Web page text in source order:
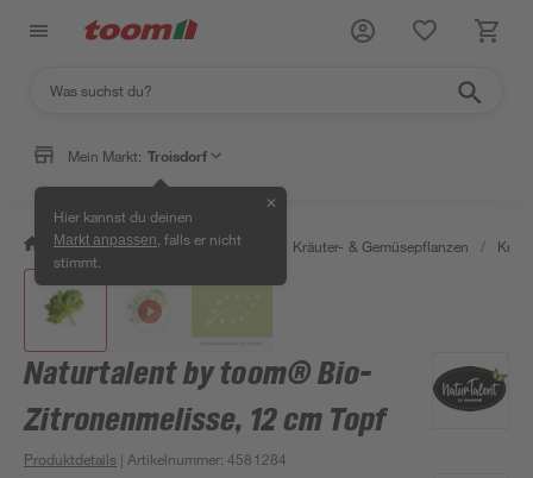
Mein Markt: Troisdorf
Hier kannst du deinen
Markt anpassen , falls er nicht
stimmt.
✕
/ Garten & Freizeit / Pflanzen Kräuter- & Gemüsepflanzen /
Naturtalent by toom® Bio-
Zitronenmelisse, 12 cm Topf
Produktdetails | Artikelnummer:4581284